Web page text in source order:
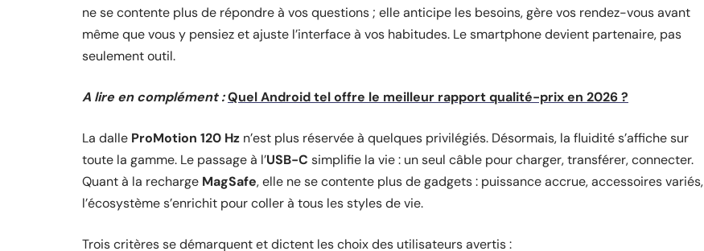
ne se contente plus de répondre à vos questions ; elle anticipe les besoins, gère vos rendez-vous avant
même que vous y pensiez et ajuste l’interface à vos habitudes. Le smartphone devient partenaire, pas
seulement outil.
A lire en complément :Quel Android tel offre le meilleur rapport qualité-prix en 2026 ?
La dalle ProMotion 120 Hz n’est plus réservée à quelques privilégiés. Désormais, la fluidité s’affiche sur
toute la gamme. Le passage à l’USB-C simplifie la vie : un seul câble pour charger, transférer, connecter.
Quant à la recharge MagSafe, elle ne se contente plus de gadgets : puissance accrue, accessoires variés,
l’écosystème s’enrichit pour coller à tous les styles de vie.
Trois critères se démarquent et dictent les choix des utilisateurs avertis :